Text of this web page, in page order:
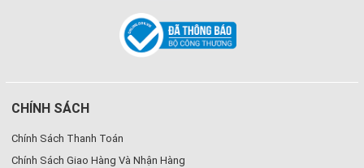
CHÍNH SÁCH
Chính Sách Thanh Toán
Chính Sách Giao Hàng Và Nhận Hàng